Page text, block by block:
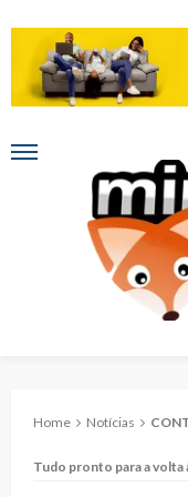
Home Notícias
Tudo pronto para a volta às